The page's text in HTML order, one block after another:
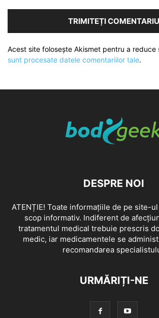
Acest site folosește Akismet pentru a reduce
sunt procesate datele comentariilor tale.
DESPRE NOI
ATENȚIE! Toate informațiile de pe site-
scop informativ. Indiferent de
tratamentul medical trebuie prescris
medic, iar medicamentele se
recomandarea
URMĂRIȚI-NE